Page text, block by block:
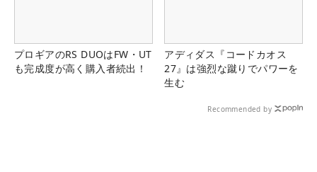
プロギアのRS DUOはFW・UT
も完成度が高く購入者続出！
アディダス『コードカオス
27』は強烈な蹴りでパワーを
生む
Recommended by